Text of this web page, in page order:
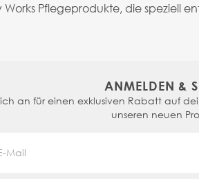
Pflegeprodukte, die speziell
ANMELDEN &
an für einen exklusiven Rabatt auf
unseren neuen